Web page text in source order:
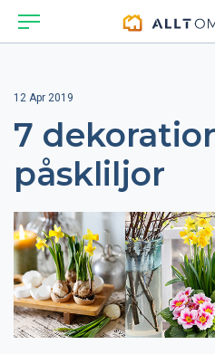
12 Apr 2019
7
påskliljor